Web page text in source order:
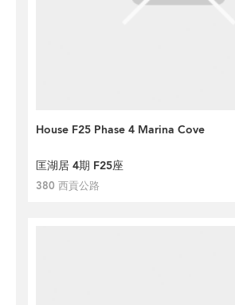
House F25 Phase 4 Marina Cove
匡湖居 4期 F25座
380 西貢公路